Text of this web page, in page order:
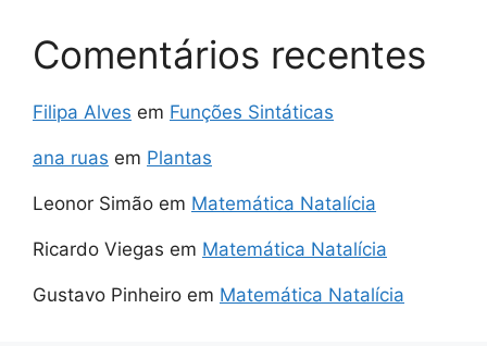
Comentários recentes
Filipa Alves em Funções Sintáticas
ana ruas em Plantas
Leonor Simão em Matemática Natalícia
Ricardo Viegas em Matemática Natalícia
Gustavo Pinheiro em Matemática Natalícia